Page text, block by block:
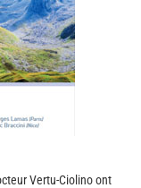
Vertu-Ciolino ont